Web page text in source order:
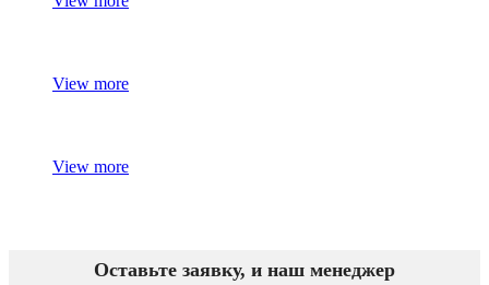
View more
View more
Оставьте заявку, и наш менеджер